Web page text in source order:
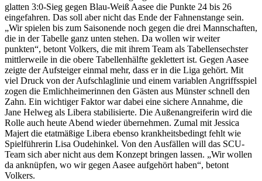
glatten 3:0-Sieg gegen Blau-Weiß Aasee die Punkte 24 bis 26
eingefahren. Das soll aber nicht das Ende der Fahnenstange sein.
„Wir spielen bis zum Saisonende noch gegen die drei Mannschaften,
die in der Tabelle ganz unten stehen. Da wollen wir weiter
punkten“, betont Volkers, die mit ihrem Team als Tabellensechster
mittlerweile in die obere Tabellenhälfte geklettert ist. Gegen Aasee
zeigte der Aufsteiger einmal mehr, dass er in die Liga gehört. Mit
viel Druck von der Aufschlaglinie und einem variablen Angriffsspiel
zogen die Emlichheimerinnen den Gästen aus Münster schnell den
Zahn. Ein wichtiger Faktor war dabei eine sichere Annahme, die
Jane Helweg als Libera stabilisierte. Die Außenangreiferin wird die
Rolle auch heute Abend wieder übernehmen. Zumal mit Jessica
Majert die etatmäßige Libera ebenso krankheitsbedingt fehlt wie
Spielführerin Lisa Oudehinkel. Von den Ausfällen will das SCU-
Team sich aber nicht aus dem Konzept bringen lassen. „Wir wollen
da anknüpfen, wo wir gegen Aasee aufgehört haben“, betont
Volkers.